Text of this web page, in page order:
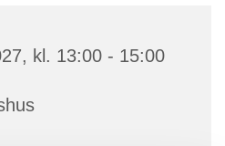
kl. 13:00 - 15:00